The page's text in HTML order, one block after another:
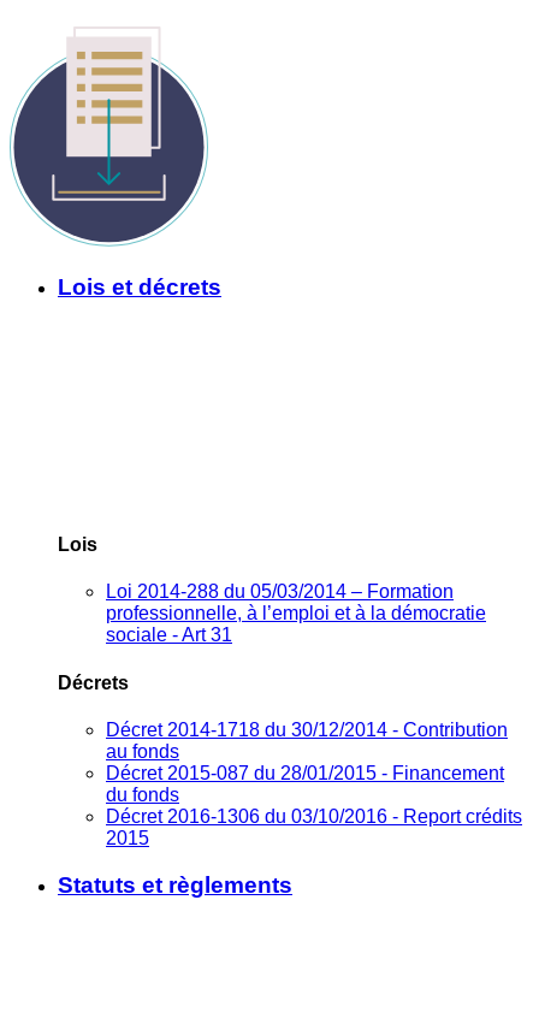
Lois et décrets
Lois
Loi 2014-288 du 05/03/2014 – Formation
professionnelle, à l’emploi et à la démocratie
sociale - Art 31
Décrets
Décret 2014-1718 du 30/12/2014 - Contribution
au fonds
Décret 2015-087 du 28/01/2015 - Financement
du fonds
Décret 2016-1306 du 03/10/2016 - Report crédits
2015
Statuts et règlements